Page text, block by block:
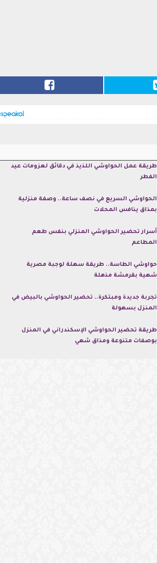
طريقة عمل الحواوشي اللذيذ في دقائق لعزومات عيد
الفطر
الحواوشي السريع في نصف ساعة.. وصفة منزلية
بمذاق ينافس المحلات
أسرار تحضير الحواوشي المنزلي بنفس طعم
المطاعم
حواوشي الطاسة.. طريقة سهلة لوجبة مصرية
شهية بقرمشة مذهلة
تجربة جديدة ومبتكرة.. تحضير الحواوشي بالبيض في
المنزل بسهولة
طريقة تحضير الحواوشي الإسكندراني في المنزل
بوصفات متنوعة ومذاق شهي